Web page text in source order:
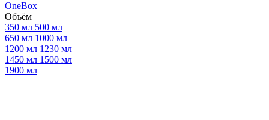
OneBox
Объём
350 мл 500 мл
650 мл 1000 мл
1200 мл 1230 мл
1450 мл 1500 мл
1900 мл